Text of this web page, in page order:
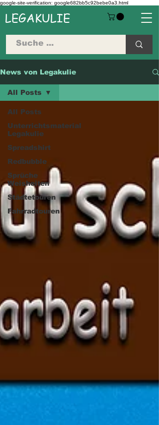
google-site-verification: google682bb5c92bebe0a3.html
LEGAKULIE
News von Legakulie
All Posts
Unterrichtsmaterial
Legakulie
Spreadshirt
Redbubble
Sprüche
Weisheiten
Städtetouren
Fahrradtouren
All Posts